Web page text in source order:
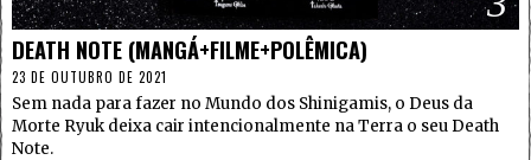
DEATH NOTE (MANGÁ+FILME+POLÊMICA)
23 DE OUTUBRO DE 2021
Sem nada para fazer no Mundo dos Shinigamis, o Deus da
Morte Ryuk deixa cair intencionalmente na Terra o seu Death
Note.